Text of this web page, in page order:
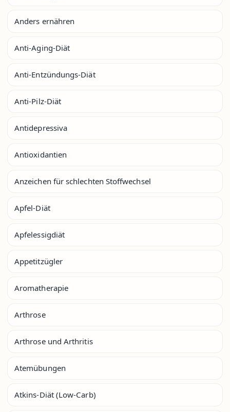
Anders ernähren
Anti-Aging-Diät
Anti-Entzündungs-Diät
Anti-Pilz-Diät
Antidepressiva
Antioxidantien
Anzeichen für schlechten Stoffwechsel
Apfel-Diät
Apfelessigdiät
Appetitzügler
Aromatherapie
Arthrose
Arthrose und Arthritis
Atemübungen
Atkins-Diät (Low-Carb)